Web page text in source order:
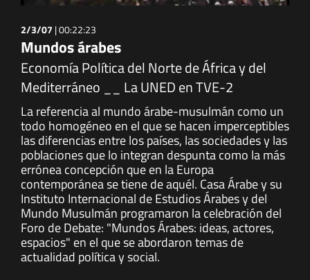
2/3/07 |00:22:23
Mundos árabes
Economía Política del Norte de África y del
Mediterráneo __ La UNED en TVE-2
La referencia al mundo árabe-musulmán como un
todo homogéneo en el que se hacen imperceptibles
las diferencias entre los países, las sociedades y las
poblaciones que lo integran despunta como la más
errónea concepción que en la Europa
contemporánea se tiene de aquél. Casa Árabe y su
Instituto Internacional de Estudios Árabes y del
Mundo Musulmán programaron la celebración del
Foro de Debate: "Mundos Árabes: ideas, actores,
espacios" en el que se abordaron temas de
actualidad política y social.